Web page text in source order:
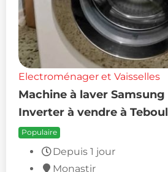
Electroménager et Vaisselles
Machine à laver
Inverter à vendre à
Populaire
Depuis 1 jour
Monastir